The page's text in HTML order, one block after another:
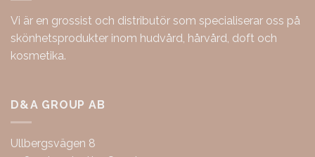
Vi är en grossist och distributör som specialiserar oss på
skönhetsprodukter inom hudvård, hårvård, doft och
kosmetika.
D&A GROUP AB
Ullbergsvägen 8